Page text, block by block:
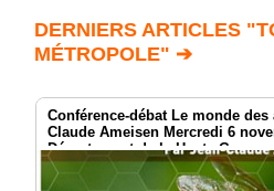
DERNIERS ARTICLES
MÉTROPOLE" ➔
Conférence-débat Le monde
Claude Ameisen Mercredi 6
Département de la Haute